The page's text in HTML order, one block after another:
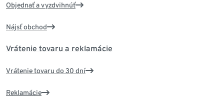
Objednať a vyzdvihnúť
Nájsť obchod
Vrátenie tovaru a reklamácie
Vrátenie tovaru do 30 dní
Reklamácie